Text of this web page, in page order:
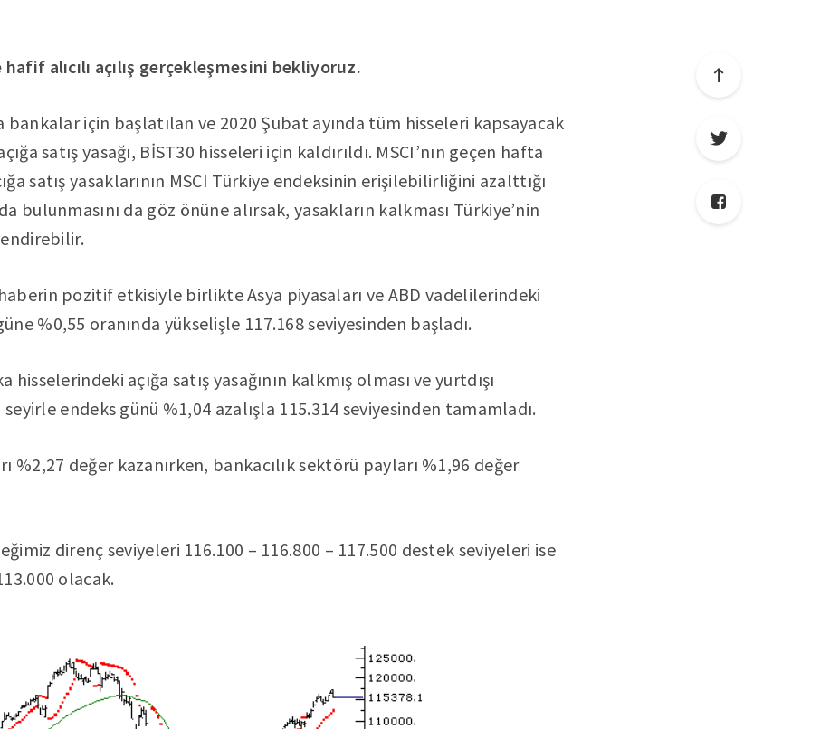
alıcılı açılış gerçekleşmesini bekliyoruz.
bankalar için başlatılan ve 2020 Şubat ayında tüm hisseleri kapsayacak
satış yasağı, BİST30 hisseleri için kaldırıldı. MSCI’nın geçen hafta
satış yasaklarının MSCI Türkiye endeksinin erişilebilirliğini azalttığı
bulunmasını da göz önüne alırsak, yasakların kalkması Türkiye’nin
pozitif etkisiyle birlikte Asya piyasaları ve ABD vadelilerindeki
%0,55 oranında yükselişle 117.168 seviyesinden başladı.
açığa satış yasağının kalkmış olması ve yurtdışı
seyirle endeks günü %1,04 azalışla 115.314 seviyesinden tamamladı.
%2,27 değer kazanırken, bankacılık sektörü payları %1,96 değer
direnç seviyeleri 116.100 – 116.800 – 117.500 destek seviyeleri ise
olacak.